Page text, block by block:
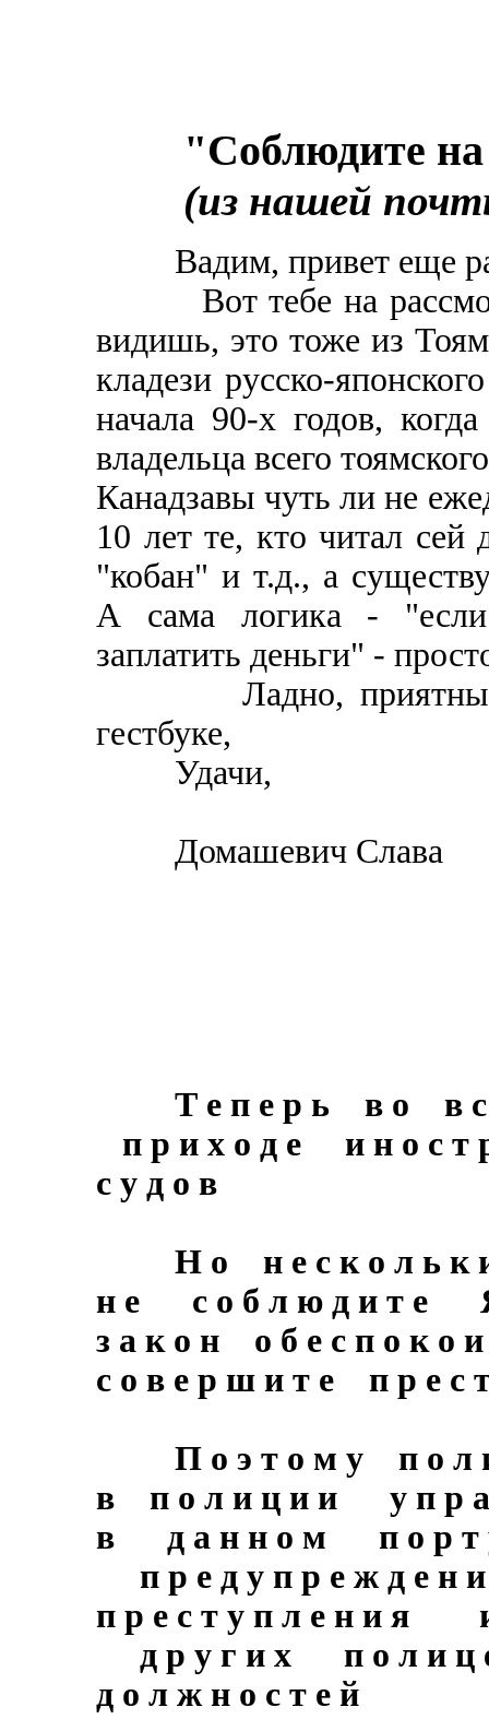
"Соблюдите
(из нашей
Вадим, привет еще
Вот тебе на
видишь, это тоже из
кладези русско-
начала 90-х годов,
владельца всего
Канадзавы чуть ли не
10 лет те, кто читал сей
"кобан" и т.д., а
А сама логика -
заплатить деньги" -
Ладно, приятных
гестбуке,
Удачи,
Домашевич Слава
Т е п е р ь в о в с
п р и х о д е и н о с т
с у д о в
Н о н е с к о л ь к
н е с о б л ю д и т е Я
з а к о н о б е с п о к
с о в е р ш и т е п р е с
П о э т о м у п о л и
в п о л и ц и и у п р а
в д а н н о м п о р
п р е д у п р е ж д е н
п р е с т у п л е н и я
д р у г и х п о л и ц е
д о л ж н о с т е й